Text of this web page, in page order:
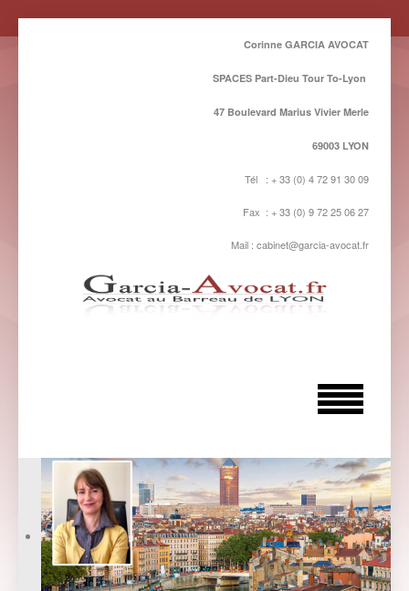
Corinne GARCIA AVOCAT
SPACES Part-Dieu Tour To-Lyon
47 Boulevard Marius Vivier Merle
69003 LYON
Tél : + 33 (0) 4 72 91 30 09
Fax : + 33 (0) 9 72 25 06 27
Mail : cabinet@garcia-avocat.fr